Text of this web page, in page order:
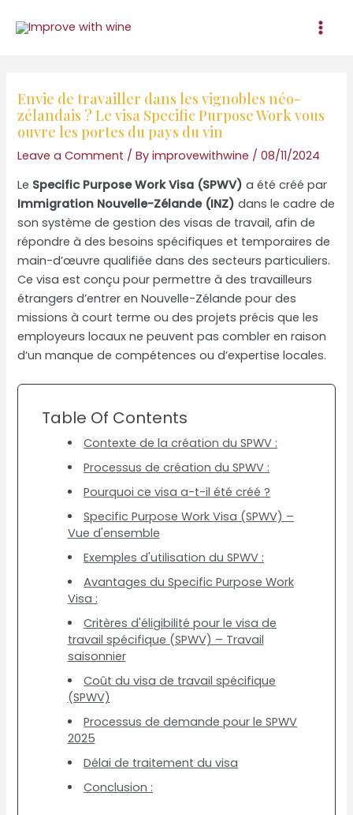
Envie de travailler dans les vignobles néo-
zélandais ? Le visa Specific Purpose Work vous
ouvre les portes du pays du vin
Leave a Comment / Byimprovewithwine /08/11/2024
Le Specific Purpose Work Visa (SPWV) a été créé par
Immigration Nouvelle-Zélande (INZ) dans le cadre de
son système de gestion des visas de travail, afin de
répondre à des besoins spécifiques et temporaires de
main-d’œuvre qualifiée dans des secteurs particuliers.
Ce visa est conçu pour permettre à des travailleurs
étrangers d’entrer en Nouvelle-Zélande pour des
missions à court terme ou des projets précis que les
employeurs locaux ne peuvent pas combler en raison
d’un manque de compétences ou d’expertise locales.
Table Of Contents
Contexte de la création du SPWV :
Processus de création du SPWV :
Pourquoi ce visa a-t-il été créé ?
Specific Purpose Work Visa (SPWV) –
Vue d'ensemble
Exemples d'utilisation du SPWV :
Avantages du Specific Purpose Work
Visa :
Critères d'éligibilité pour le visa de
travail spécifique (SPWV) – Travail
saisonnier
Coût du visa de travail spécifique
(SPWV)
Processus de demande pour le SPWV
2025
Délai de traitement du visa
Conclusion :